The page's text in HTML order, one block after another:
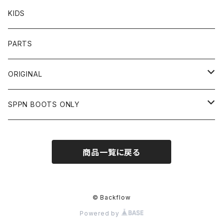
CAP
OTHER
SHIRTS
VANSON
OTHER
SHIRTS
TOYS McCOY
OTHER
TOPS
VIN&AGE
WEAR
HARLEY DAVIDSON
ROUGH TAIL
72JAM
リード工業
CHURCHILL
NAPA
DIN MARKET
ROUGH TAIL
DIN MARKET
STREAM TRAIL
BAG
LEUS
HTC
SLOW WEAR LION
STANCE
KIDS
PARTS
ORIGINAL
TOPS
SPPN BOOTS ONLY
ACCESSORIES
商品一覧に戻る
© Backflow
Powered by